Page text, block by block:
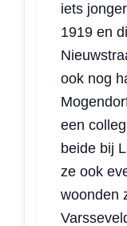
iets
1919 en
ook nog
een
beide bij
ze ook
woonden